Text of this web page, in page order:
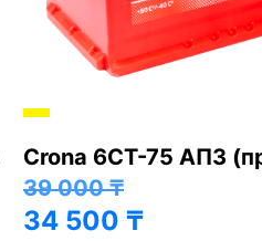
Crona 6СТ-75 АПЗ
39 000₸
34 500 ₸